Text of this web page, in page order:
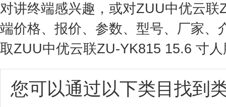
对讲终端感兴趣，或对ZUU中优云
端价格、报价、参数、型号、厂家、
取ZUU中优云联ZU-YK815 15.6 寸
您可以通过以下类目找到